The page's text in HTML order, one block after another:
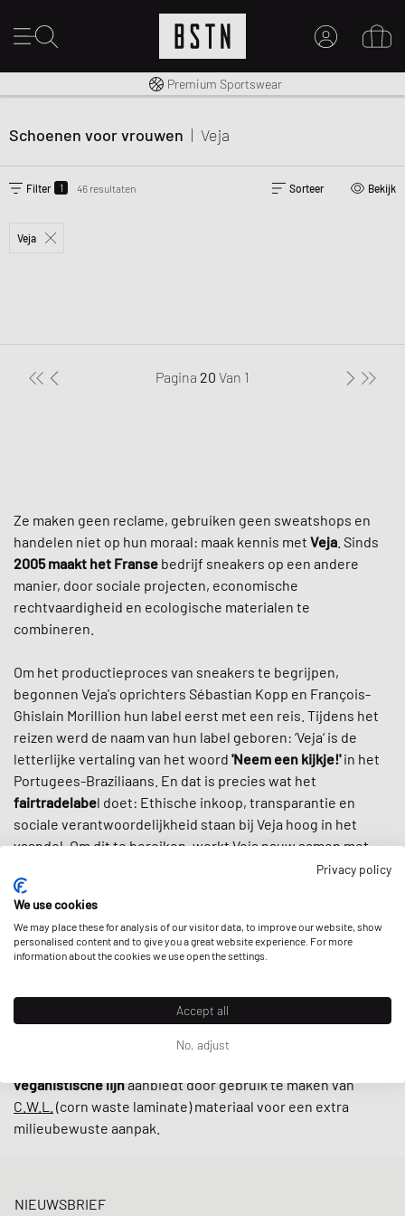
MIJN ACCOUNT
MAAK EEN ACCOUNT AAN
Gratis verzending naar NL vanaf € 100
Premium Sportswear
Schoenen voor vrouwen | Veja
Filter 1 46 resultaten Sorteer Bekijk
Veja
Pagina 20 Van 1
Ze maken geen reclame, gebruiken geen sweatshops en
handelen niet op hun moraal: maak kennis met Veja . Sinds
2005 maakt het Franse bedrijf sneakers op een andere
manier, door sociale projecten, economische
rechtvaardigheid en ecologische materialen te
combineren.
Om het productieproces van sneakers te begrijpen,
begonnen Veja's oprichters Sébastian Kopp en François-
Ghislain Morillion hun label eerst met een reis. Tijdens het
reizen werd de naam van hun label geboren: ‘Veja‘ is de
letterlijke vertaling van het woord 'Neem een kijkje!'in het
Portugees-Braziliaans. En dat is precies wat het
fairtradelabel doet: Ethische inkoop, transparantie en
sociale verantwoordelijkheid staan bij Veja hoog in het
vaandel. Om dit te bereiken, werkt Veja nauw samen met
handelspraktijken, waarbij ernaar wordt gestreefd de
gemeenschappen te ondersteunen
vangeüpcyclede en duurzaam geproduceerde materialen
zoals biologisch katoen en wild rubber.
Met retro-geïnspireerde ontwerpen en minimalistische
laaggesneden modellen zoals deV-10
van Veja tegenwoordig onmisbaar op straat. De kers op de
veganistische lijnaanbiedt door gebruik te maken van
C.W.L.
(corn waste laminate) materiaal voor een extra
milieubewuste aanpak.
NIEUWSBRIEF
Privacy policy
We use cookies
We may place these for analysis of our visitor data, to improve our website, show
personalised content and to give you a great website experience. For more
information about the cookies we use open the settings.
Accept all
No, adjust